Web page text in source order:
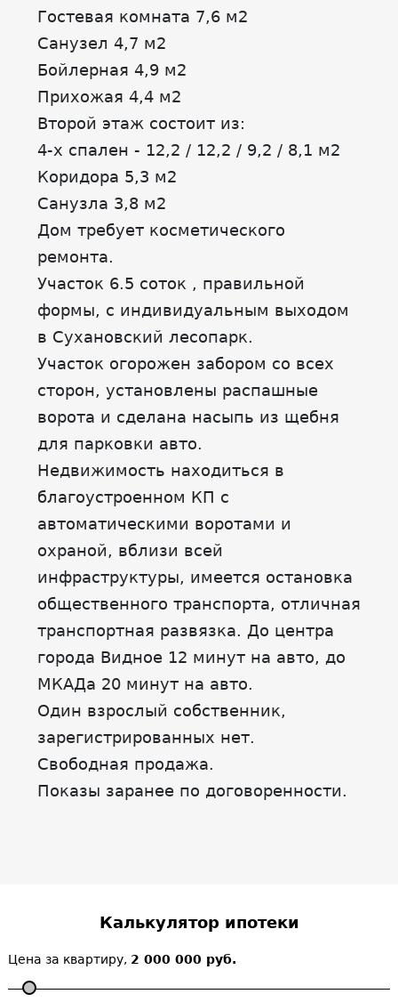
Гостевая комната 7,6 м2
Санузел 4,7 м2
Бойлерная 4,9 м2
Прихожая 4,4 м2
Второй этаж состоит из:
4-х спален - 12,2 / 12,2 / 9,2 / 8,1 м2
Коридора 5,3 м2
Санузла 3,8 м2
Дом требует косметического
ремонта.
Участок 6.5 соток , правильной
формы, с индивидуальным выходом
в Сухановский лесопарк.
Участок огорожен забором со всех
сторон, установлены распашные
ворота и сделана насыпь из щебня
для парковки авто.
Недвижимость находиться в
благоустроенном КП с
автоматическими воротами и
охраной, вблизи всей
инфраструктуры, имеется остановка
общественного транспорта, отличная
транспортная развязка. До центра
города Видное 12 минут на авто, до
МКАДа 20 минут на авто.
Один взрослый собственник,
зарегистрированных нет.
Свободная продажа.
Показы заранее по договоренности.
Калькулятор ипотеки
Цена за квартиру, 2 000 000 руб.